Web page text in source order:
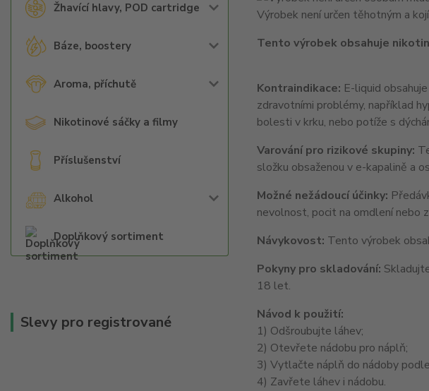
Žhavící hlavy, POD cartridge
Báze, boostery
Aroma, příchutě
Nikotinové sáčky a filmy
Příslušenství
Alkohol
Doplňkový sortiment
Slevy pro registrované
Výrobek není určen těhotným a
Tento výrobek obsahuje
Kontraindikace: E-liquid
zdravotními problémy, například
bolesti v krku, nebo potíže s
Varování pro rizikové skupiny:
složku obsaženou v e-kapalině a
Možné nežádoucí účinky:
nevolnost, pocit na omdlení nebo
Návykovost: Tento výrobek
Pokyny pro skladování:
18 let.
Návod k použití:
1) Odšroubujte láhev;
2) Otevřete nádobu pro náplň;
3) Vytlačte náplň do nádoby
4) Zavřete láhev i nádobu.